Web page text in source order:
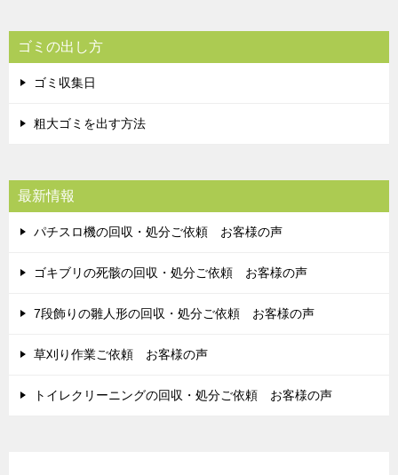
ゴミの出し方
ゴミ収集日
粗大ゴミを出す方法
最新情報
パチスロ機の回収・処分ご依頼 お客様の声
ゴキブリの死骸の回収・処分ご依頼 お客様の声
7段飾りの雛人形の回収・処分ご依頼 お客様の声
草刈り作業ご依頼 お客様の声
トイレクリーニングの回収・処分ご依頼 お客様の声